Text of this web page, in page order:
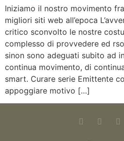
Iniziamo il nostro movimento
migliori siti web all’epoca
critico sconvolto le nostre
complesso di provvedere ed
sinon sono adeguati subito ad
continua movimento, di
smart. Curare serie Emittente
appoggiare motivo […]